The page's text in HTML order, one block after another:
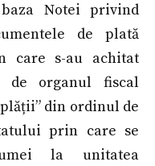
Notei privind
de plată
care s-au achitat
de organul fiscal
din ordinul de
prin care se
la unitatea